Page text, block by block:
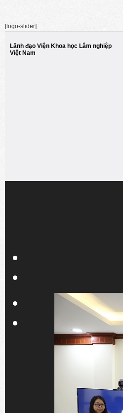
[logo-slider]
Lãnh đạo Viện Khoa học Lâm nghiệp
Việt Nam